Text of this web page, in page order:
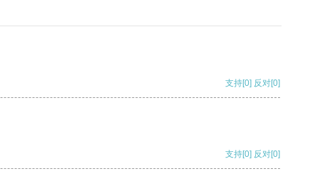
支持[0] 反对[0]
支持[0] 反对[0]